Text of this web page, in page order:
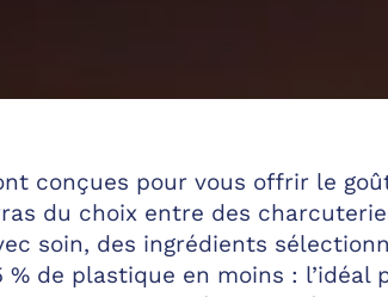
conçues pour vous offrir le
du choix entre des
soin, des ingrédients
de plastique en moins :